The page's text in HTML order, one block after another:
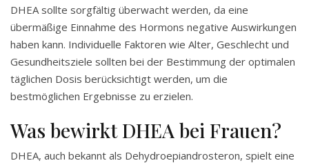
DHEA sollte sorgfältig überwacht werden, da eine
übermäßige Einnahme des Hormons negative Auswirkungen
haben kann. Individuelle Faktoren wie Alter, Geschlecht und
Gesundheitsziele sollten bei der Bestimmung der optimalen
täglichen Dosis berücksichtigt werden, um die
bestmöglichen Ergebnisse zu erzielen.
Was bewirkt DHEA bei Frauen?
DHEA, auch bekannt als Dehydroepiandrosteron, spielt eine